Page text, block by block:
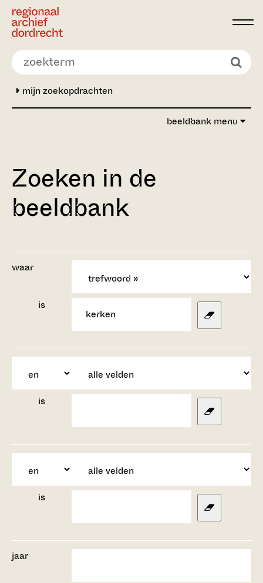
Ga direct naar de inhoud
mijn zoekopdrachten
beeldbank menu
Zoeken in de
beeldbank
waar
is
is
is
jaar